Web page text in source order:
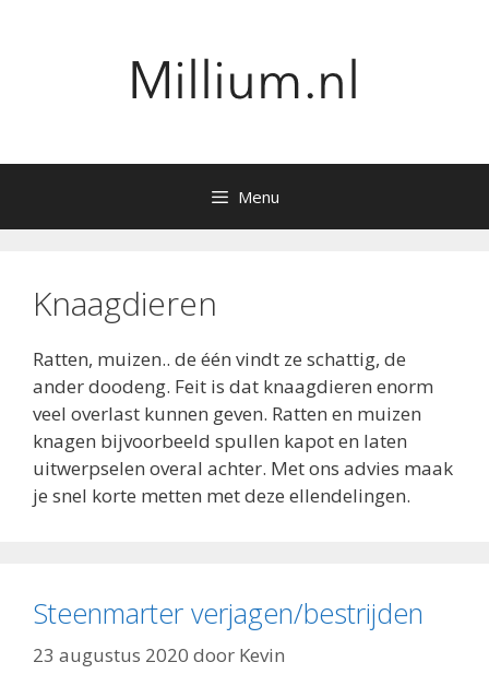
Menu
Knaagdieren
Ratten, muizen.. de één vindt ze schattig, de
ander doodeng. Feit is dat knaagdieren enorm
veel overlast kunnen geven. Ratten en muizen
knagen bijvoorbeeld spullen kapot en laten
uitwerpselen overal achter. Met ons advies maak
je snel korte metten met deze ellendelingen.
Steenmarter verjagen/bestrijden
23 augustus 2020 door Kevin